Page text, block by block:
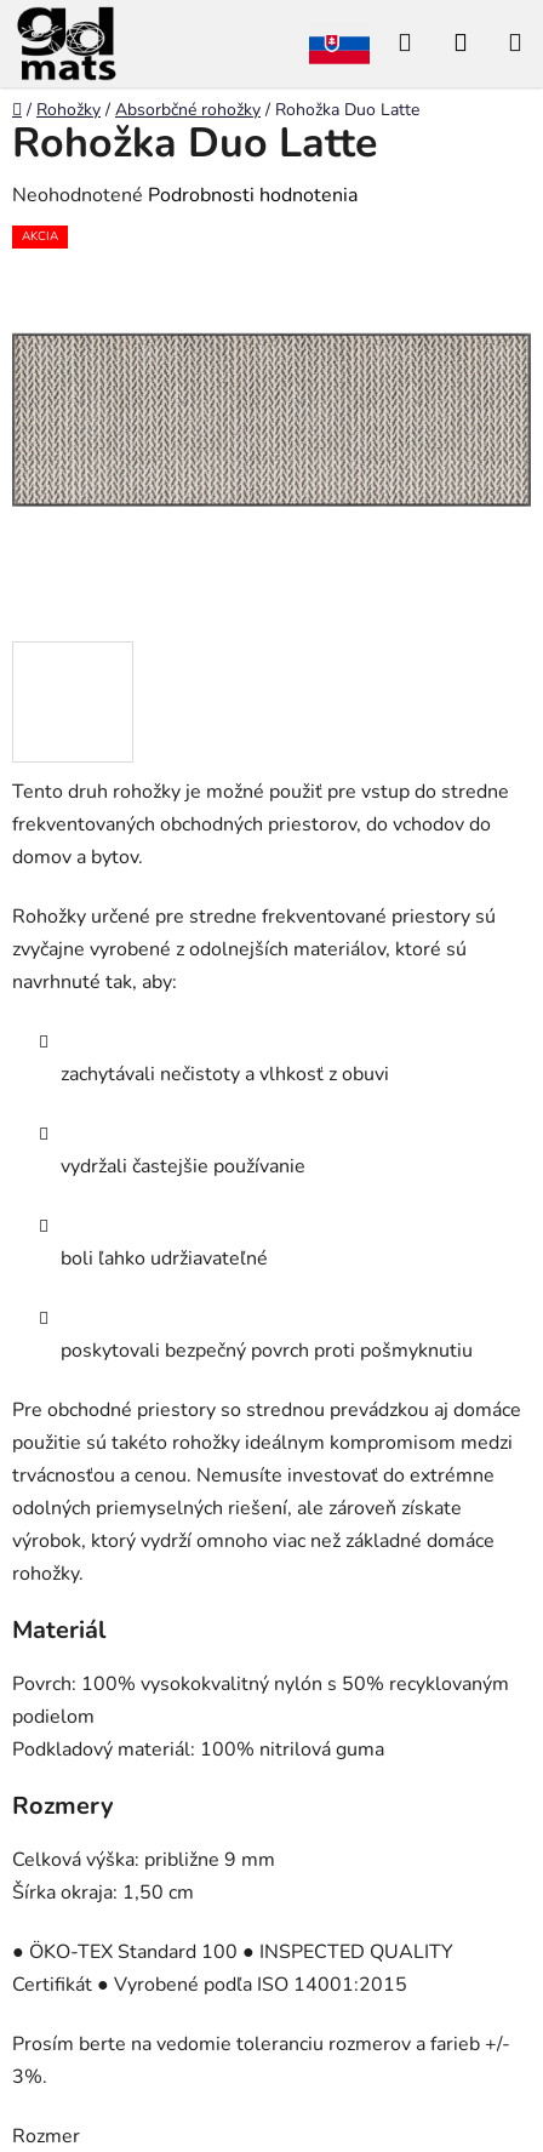
Prejsť
na
obsah
Hľadať
Domov
/ Rohožky / Absorbčné rohožky / Rohožka Duo Latte
Tento druh rohožky je možné použiť pre vstup do stredne
frekventovaných obchodných priestorov, do vchodov do
domov a bytov.
Rohožky určené pre stredne frekventované priestory sú
zvyčajne vyrobené z odolnejších materiálov, ktoré sú
navrhnuté tak, aby:
zachytávali nečistoty a vlhkosť z obuvi
vydržali častejšie používanie
boli ľahko udržiavateľné
poskytovali bezpečný povrch proti pošmyknutiu
Pre obchodné priestory so strednou prevádzkou aj domáce
použitie sú takéto rohožky ideálnym kompromisom medzi
trvácnosťou a cenou. Nemusíte investovať do extrémne
odolných priemyselných riešení, ale zároveň získate
výrobok, ktorý vydrží omnoho viac než základné domáce
rohožky.
Materiál
Povrch: 100% vysokokvalitný nylón s 50% recyklovaným
podielom
Podkladový materiál: 100% nitrilová guma
Rozmery
Celková výška: približne 9 mm
Šírka okraja: 1,50 cm
● ÖKO-TEX Standard 100 ● INSPECTED QUALITY
Certifikát ● Vyrobené podľa ISO 14001:2015
Prosím berte na vedomie toleranciu rozmerov a farieb +/-
3%.
Rozmer
Rohožka Duo Latte
Priemerné
hodnotenie
z
5
hviezdičiek.
Neohodnotené Podrobnosti hodnotenia
AKCIA